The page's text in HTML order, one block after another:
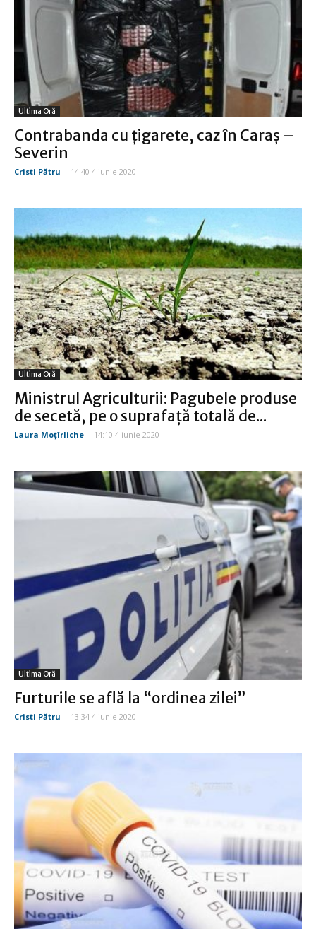
Ultima Oră
Contrabanda cu ţigarete, caz în Caraş –
Severin
Cristi Pătru - 14:40 4 iunie 2020
Ultima Oră
Ministrul Agriculturii: Pagubele produse
de secetă, pe o suprafaţă totală de...
Laura Moţîrliche - 14:10 4 iunie 2020
Ultima Oră
Furturile se află la “ordinea zilei”
Cristi Pătru - 13:34 4 iunie 2020